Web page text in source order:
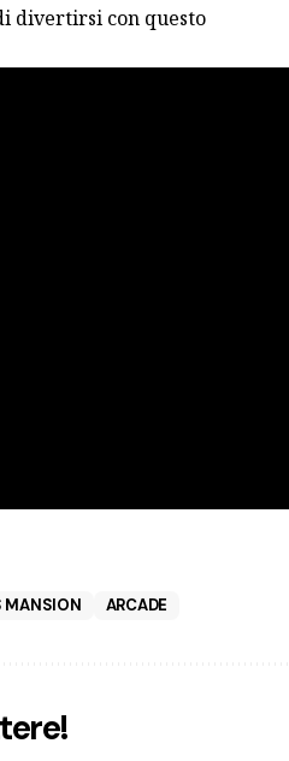
divertirsi con questo
MANSION ARCADE